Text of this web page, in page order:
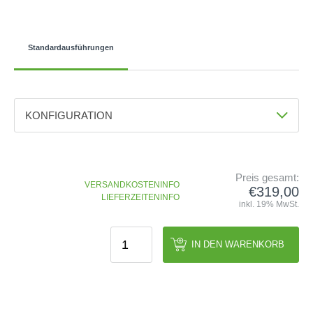
SCHUHE
BEKLEIDUNG
GOLFKURSE
EVENTS
Standardausführungen
KONFIGURATION
VERSANDKOSTENINFO
LIEFERZEITENINFO
Preis gesamt:
€319,00
inkl. 19% MwSt.
IN DEN WARENKORB